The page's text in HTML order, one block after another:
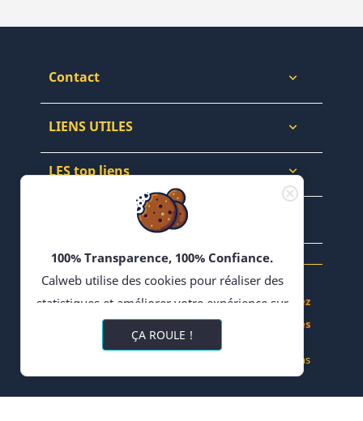
Contact 
LIENS UTILES 
LES top liens 
NEWSLETTERS & WEB
100% Transparence, 100% Confiance.
Calweb utilise des cookies pour réaliser des
statistiques et améliorer votre expérience sur
son site. En poursuivant votre navigation,
vous acceptez l'utilisation de cookies ou
partenaire tiers pour la diffusion de publicités
ÇA ROULE !
Achetez, Vendez - Échangez en Forums - Bloguez
- Partagez vos Recettes
Réalisation Impulsions